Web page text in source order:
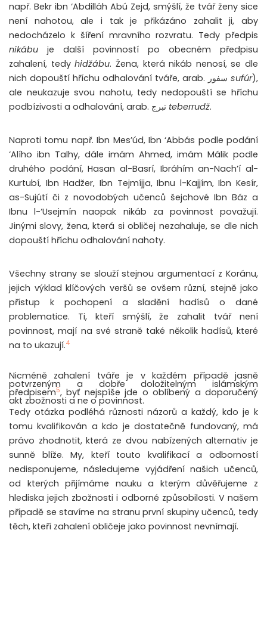
např. Bekr ibn ‘Abdilláh Abú Zejd, smýšlí, že tvář ženy sice
není nahotou, ale i tak je přikázáno zahalit ji, aby
nedocházelo k šíření mravního rozvratu. Tedy předpis
nikábu je další povinností po obecném předpisu
zahalení, tedyhidžábu. Žena, která nikáb nenosí, se dle
sufúr),
ale neukazuje svou nahotu, tedy nedopouští se hříchu
teberrudž.
Naproti tomu např. Ibn Mes’úd, Ibn ‘Abbás podle podání
‘Alího ibn Talhy, dále imám Ahmed, imám Málik podle
druhého podání, Hasan al-Basrí, Ibráhím an-Nach’í al-
Kurtubí, Ibn Hadžer, Ibn Tejmíjja, Ibnu l-Kajjím, Ibn Kesír,
as-Sujútí či z novodobých učenců šejchové Ibn Báz a
Ibnu l-‘Usejmín naopak nikáb za povinnost považují.
Jinými slovy, žena, která si obličej nezahaluje, se dle nich
dopouští hříchu odhalování nahoty.
Všechny strany se slouží stejnou argumentací z Koránu,
jejich výklad klíčových veršů se ovšem různí, stejně jako
přístup k pochopení a sladění hadísů o dané
problematice. Ti, kteří smýšlí, že zahalit tvář není
povinnost, mají na své straně také několik hadísů, které
na to ukazují.4
Nicméně zahalení tváře je v každém případě jasně
potvrzeným a dobře doložitelným islámským
předpisem5, byť nejspíše jde o oblíbený a doporučený
akt zbožnosti a ne o povinnost.
Tedy otázka podléhá různosti názorů a každý, kdo je k
tomu kvalifikován a kdo je dostatečně fundovaný, má
právo zhodnotit, která ze dvou nabízených alternativ je
sunně blíže. My, kteří touto kvalifikací a odborností
nedisponujeme, následujeme vyjádření našich učenců,
od kterých přijímáme nauku a kterým důvěřujeme z
hlediska jejich zbožnosti i odborné způsobilosti. V našem
případě se stavíme na stranu první skupiny učenců, tedy
těch, kteří zahalení obličeje jako povinnost nevnímají.